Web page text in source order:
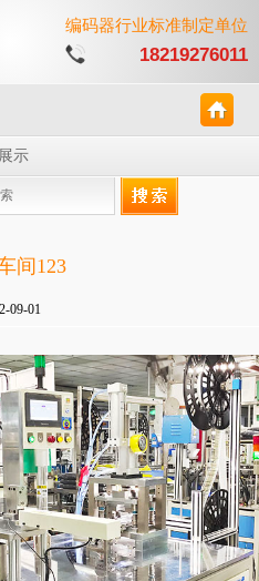
编码器行业标准制定单位
18219276011
示
间123
09-01